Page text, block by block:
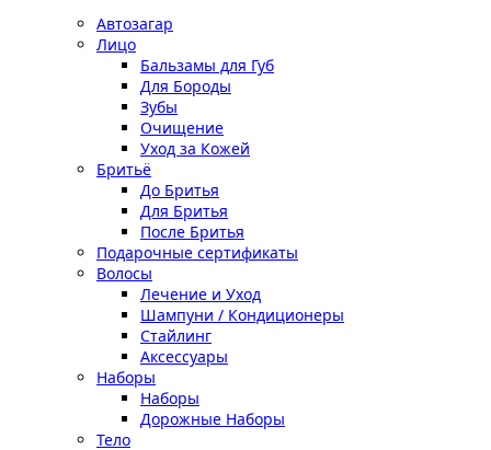
Автозагар
Лицо
Бальзамы для Губ
Для Бороды
Зубы
Очищение
Уход за Кожей
Бритьё
До Бритья
Для Бритья
После Бритья
Подарочные сертификаты
Волосы
Лечение и Уход
Шампуни / Кондиционеры
Стайлинг
Аксессуары
Наборы
Наборы
Дорожные Наборы
Тело